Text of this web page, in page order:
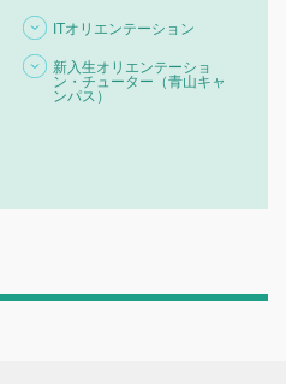
ITオリエンテーション
新入生オリエンテーショ
ン・チューター（青山キャ
ンパス）